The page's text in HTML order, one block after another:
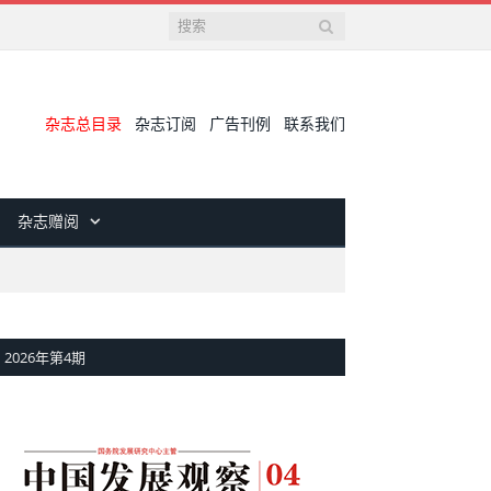
杂志总目录 杂志订阅 广告刊例 联系我们
杂志赠阅
2026年第4期